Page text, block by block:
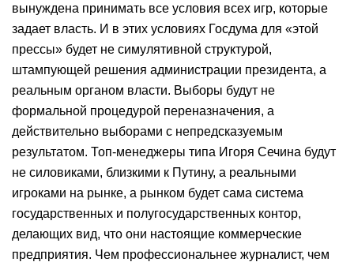
вынуждена принимать все условия всех игр, которые
задает власть. И в этих условиях Госдума для «этой
прессы» будет не симулятивной структурой,
штампующей решения администрации президента, а
реальным органом власти. Выборы будут не
формальной процедурой переназначения, а
действительно выборами с непредсказуемым
результатом. Топ-менеджеры типа Игоря Сечина будут
не силовиками, близкими к Путину, а реальными
игроками на рынке, а рынком будет сама система
государственных и полугосударственных контор,
делающих вид, что они настоящие коммерческие
предприятия. Чем профессиональнее журналист, чем